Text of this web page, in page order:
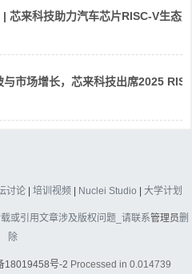
芯来科技助力汽车芯片RISC-V生态
市场增长，芯来科技出席2025
讨论 培训视频 Nuclei Studio 大学计划
或引用文章涉及版权问题_请联系管理员删
除
18019458号-2 Processed in 0.014739